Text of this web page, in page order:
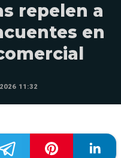
repelen a
en
11:32